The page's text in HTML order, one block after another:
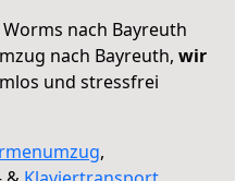
nach Bayreuth
nach Bayreuth, wir
und stressfrei
,